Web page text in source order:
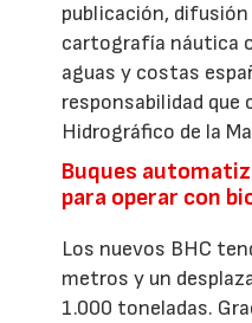
publicación,
cartografía náutica
aguas y costas
responsabilidad
Hidrográfico de la
Buques
para operar con
Los nuevos BHC
metros y un
1.000 toneladas.